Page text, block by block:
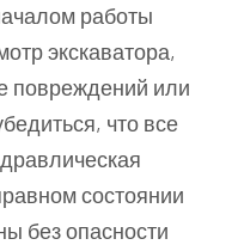
работы
экскаватора,
повреждений или
что все
состоянии
без опасности